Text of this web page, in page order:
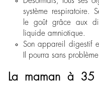
système respiratoire.
le goût grâce aux
liquide amniotique.
Son appareil digestif
Il pourra sans
La maman à 35